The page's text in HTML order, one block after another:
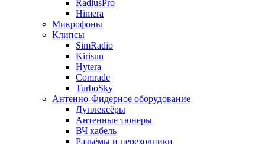
RadiusPro
Himera
Микрофоны
Клипсы
SimRadio
Kirisun
Hytera
Comrade
TurboSky
Антенно-Фидерное оборудование
Дуплексёры
Антенные тюнеры
ВЧ кабель
Разъёмы и переходники